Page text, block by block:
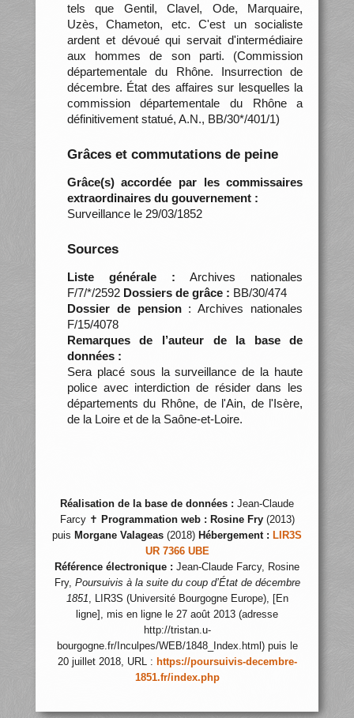
tels que Gentil, Clavel, Ode, Marquaire,
Uzès, Chameton, etc. C'est un socialiste
ardent et dévoué qui servait d'intermédiaire
aux hommes de son parti. (Commission
départementale du Rhône. Insurrection de
décembre. État des affaires sur lesquelles la
commission départementale du Rhône a
définitivement statué, A.N., BB/30*/401/1)
Grâces et commutations de peine
Grâce(s) accordée par les commissaires
extraordinaires du gouvernement :
Surveillance le 29/03/1852
Sources
Liste générale : Archives nationales
F/7/*/2592 Dossiers de grâce : BB/30/474
Dossier de pension: Archives nationales
F/15/4078
Remarques de l’auteur de la base de
données :
Sera placé sous la surveillance de la haute
police avec interdiction de résider dans les
départements du Rhône, de l'Ain, de l'Isère,
de la Loire et de la Saône-et-Loire.
Réalisation de la base de données : Jean-Claude
Farcy ✝ Programmation web : Rosine Fry(2013)
puis Morgane Valageas (2018) Hébergement : LIR3S
UR 7366 UBE
Référence électronique : Jean-Claude Farcy, Rosine
Fry, Poursuivis à la suite du coup d’État de décembre
1851, LIR3S (Université Bourgogne Europe), [En
ligne], mis en ligne le 27 août 2013 (adresse
http://tristan.u-
bourgogne.fr/Inculpes/WEB/1848_Index.html) puis le
20 juillet 2018, URL : https://poursuivis-decembre-
1851.fr/index.php